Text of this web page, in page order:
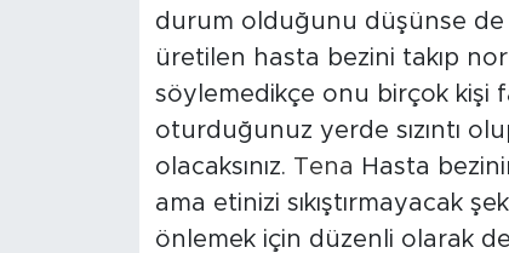
durum olduğunu düşünse
üretilen hasta bezini takıp
söylemedikçe onu birçok kişi
oturduğunuz yerde sızıntı
olacaksınız. Tena Hasta
ama etinizi sıkıştırmayacak
önlemek için düzenli olarak